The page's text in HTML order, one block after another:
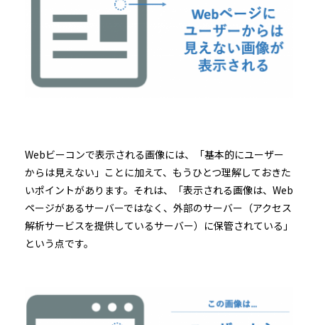
Webビーコンで表示される画像には、「基本的にユーザー
からは見えない」ことに加えて、もうひとつ理解しておきた
いポイントがあります。それは、「表示される画像は、Web
ページがあるサーバーではなく、外部のサーバー（アクセス
解析サービスを提供しているサーバー）に保管されている」
という点です。